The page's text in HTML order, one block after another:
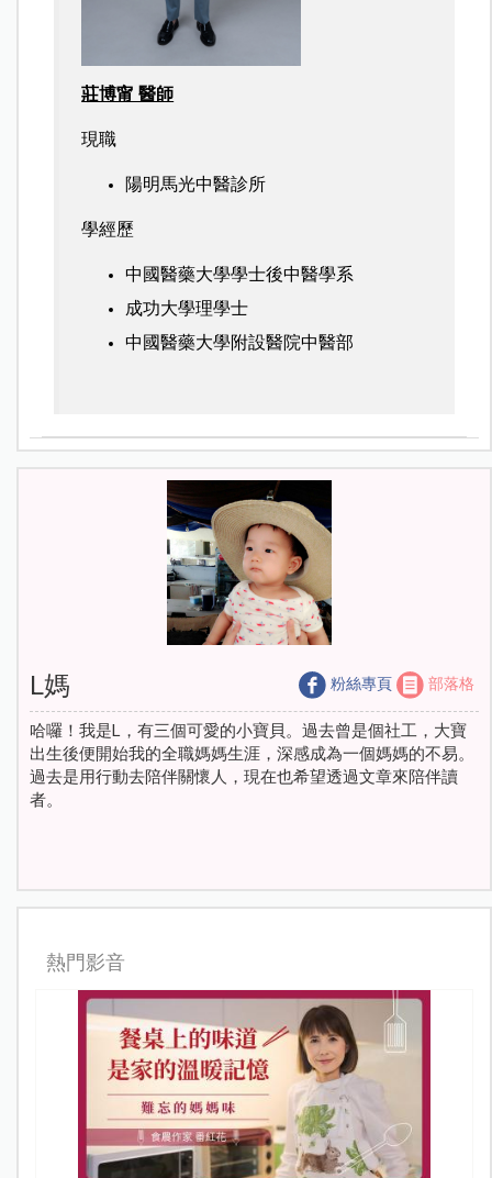
莊博甯 醫師
現職
陽明馬光中醫診所
學經歷
中國醫藥大學學士後中醫學系
成功大學理學士
中國醫藥大學附設醫院中醫部
L媽 粉絲專頁 部落格
哈囉！我是L，有三個可愛的小寶貝。過去曾是個社工，大寶
出生後便開始我的全職媽媽生涯，深感成為一個媽媽的不易。
過去是用行動去陪伴關懷人，現在也希望透過文章來陪伴讀
者。
熱門影音